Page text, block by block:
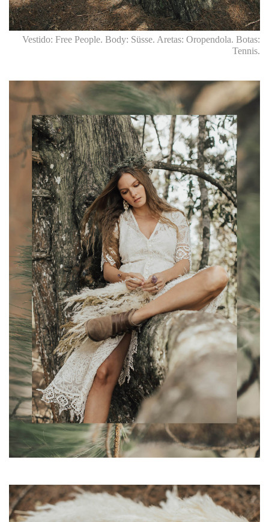
Vestido: Free People. Body: Süsse. Aretas: Oropendola. Botas:
Tennis.